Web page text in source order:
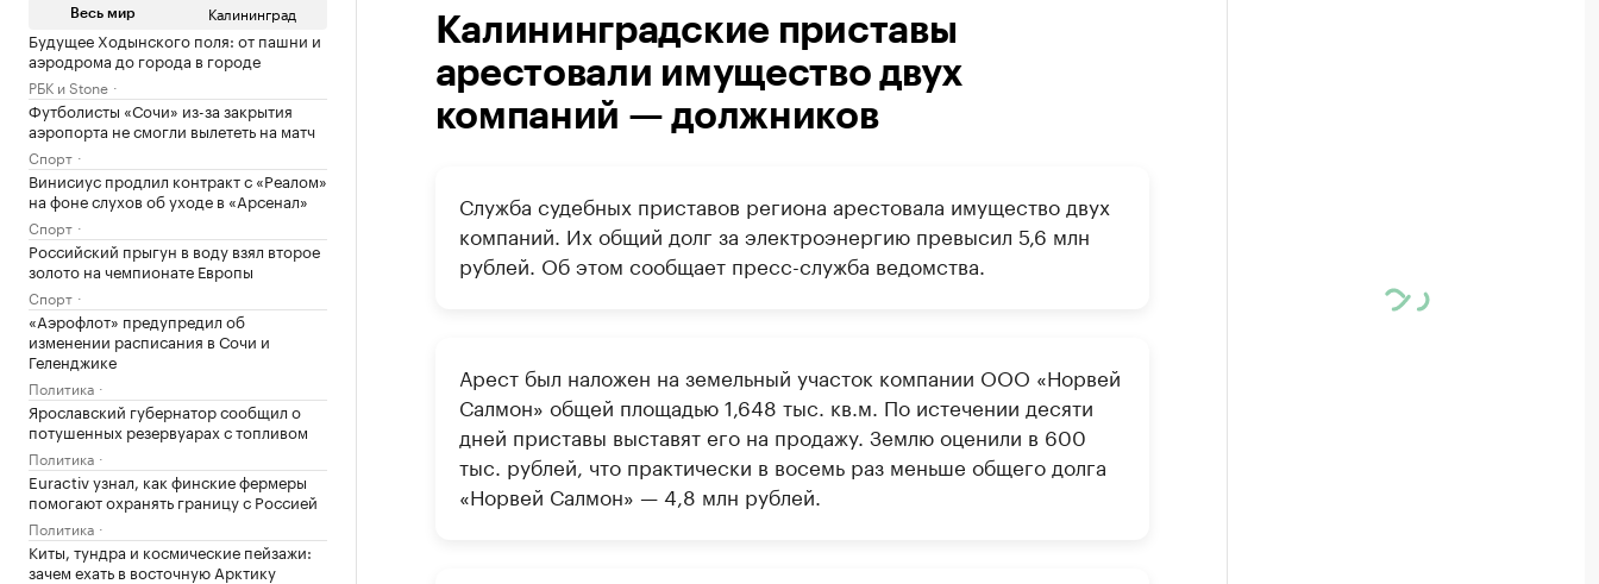
Весь мир Калининград
Будущее Ходынского поля: от пашни и
аэродрома до города в городе
РБК и Stone
Футболисты «Сочи» из-за закрытия
аэропорта не смогли вылететь на матч
Спорт
Винисиус продлил контракт с «Реалом»
на фоне слухов об уходе в «Арсенал»
Спорт
Российский прыгун в воду взял второе
золото на чемпионате Европы
Спорт
«Аэрофлот» предупредил об
изменении расписания в Сочи и
Геленджике
Политика
Ярославский губернатор сообщил о
потушенных резервуарах с топливом
Политика
Euractiv узнал, как финские фермеры
помогают охранять границу с Россией
Политика
Киты, тундра и космические пейзажи:
зачем ехать в восточную Арктику
Калининградские приставы
арестовали имущество двух
компаний — должников
Служба судебных приставов региона арестовала имущество двух
компаний. Их общий долг за электроэнергию превысил 5,6 млн
рублей. Об этом сообщает пресс-служба ведомства.
Арест был наложен на земельный участок компании ООО «Норвей
Салмон» общей площадью 1,648 тыс. кв.м. По истечении десяти
дней приставы выставят его на продажу. Землю оценили в 600
тыс. рублей, что практически в восемь раз меньше общего долга
«Норвей Салмон» — 4,8 млн рублей.